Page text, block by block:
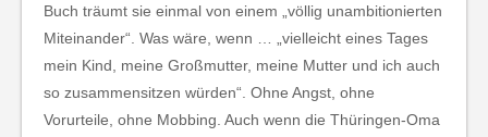
Buch träumt sie einmal von einem „völlig unambitionierten
Miteinander“. Was wäre, wenn … „vielleicht eines Tages
mein Kind, meine Großmutter, meine Mutter und ich auch
so zusammensitzen würden“. Ohne Angst, ohne
Vorurteile, ohne Mobbing. Auch wenn die Thüringen-Oma